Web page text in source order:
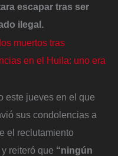
escapar tras ser
ilegal.
muertos tras
en el Huila: uno era
este jueves en el que
sus condolencias a
el reclutamiento
reiteró que “ningún